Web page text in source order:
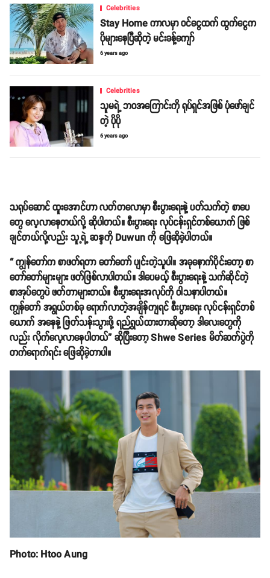
Celebrities
Stay Home ကာလမှာ ဝင်ငွေထက် ထွက်ငွေက
ပိုများနေပြီဆိုတဲ့ မင်းခန့်ကျော်
6 years ago
Celebrities
သူမရဲ့ ဘဝအကြောင်းကို ရုပ်ရှင်အဖြစ် ပုံဖော်ချင်
တဲ့ ပိုပို
6 years ago
သရုပ်ဆောင် ထူးအောင်ဟာ လတ်တလောမှာ စီးပွားရေးနဲ့ ပတ်သက်တဲ့ စာပေ
တွေ လေ့လာနေတယ်လို့ ဆိုပါတယ်။ စီးပွားရေး လုပ်ငန်းရှင်တစ်ယောက် ဖြစ်
ချင်တယ်လို့လည်း သူ့ရဲ့ ဆန္ဒကို Duwun ကို ဖြေဆိုခဲ့ပါတယ်။
“ ကျွန်တော်က စာဖတ်ရတာ တော်တော် ပျင်းတဲ့သူပါ။ အခုနောက်ပိုင်းတော့ စာ
တော်တော်များများ ဖတ်ဖြစ်လာပါတယ်။ ဒါပေမယ့် စီးပွားရေးနဲ့ သက်ဆိုင်တဲ့
စာအုပ်တွေပဲ ဖတ်တာများတယ်။ စီးပွားရေးအလုပ်ကို ဝါသနာပါတယ်။
ကျွန်တော် အရွယ်တစ်ခု ရောက်လာတဲ့အချိန်ကျရင် စီးပွားရေး လုပ်ငန်းရှင်တစ်
ယောက် အနေနဲ့ ဖြတ်သန်းသွားဖို့ ရည်ရွယ်ထားတာဆိုတော့ ဒါလေးတွေကို
လည်း လိုက်လေ့လာနေပါတယ်” ဆိုပြီးတော့ Shwe Series မိတ်ဆက်ပွဲကို
တက်ရောက်ရင်း ဖြေဆိုခဲ့တာပါ။
Photo: Htoo Aung